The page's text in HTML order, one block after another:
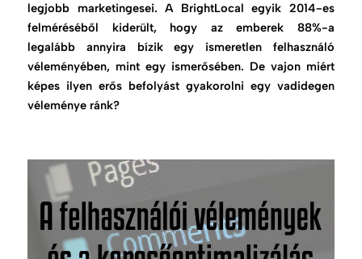
legjobb marketingesei. A BrightLocal egyik 2014-es
felméréséből kiderült, hogy az emberek 88%-a
legalább annyira bízik egy ismeretlen felhasználó
véleményében, mint egy ismerősében. De vajon miért
képes ilyen erős befolyást gyakorolni egy vadidegen
véleménye ránk?